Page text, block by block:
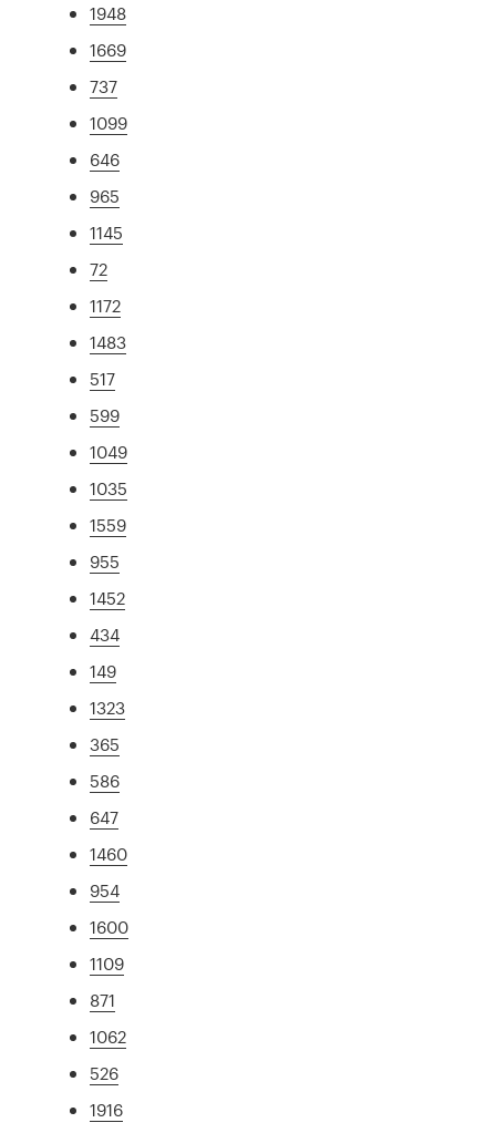
1948
1669
737
1099
646
965
1145
72
1172
1483
517
599
1049
1035
1559
955
1452
434
149
1323
365
586
647
1460
954
1600
1109
871
1062
526
1916